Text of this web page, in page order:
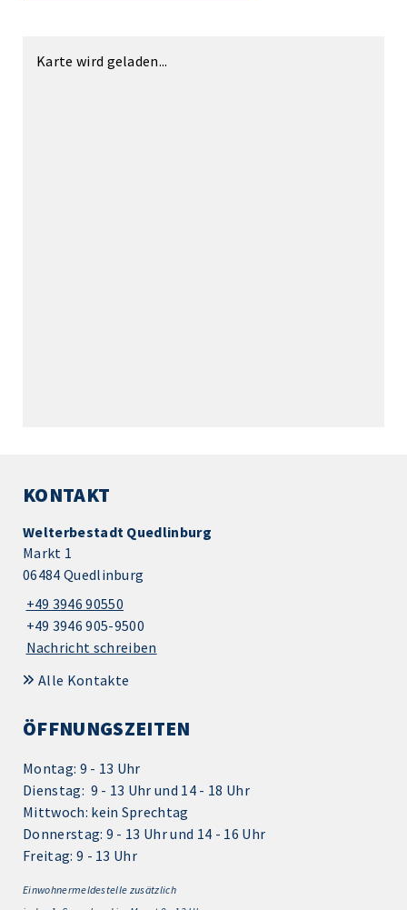
Karte wird geladen...
KONTAKT
Welterbestadt Quedlinburg
Markt 1
06484 Quedlinburg
+49 3946 90550
+49 3946 905-9500
Nachricht schreiben
Alle Kontakte
ÖFFNUNGSZEITEN
Montag: 9 - 13 Uhr
Dienstag: 9 - 13 Uhr und 14 - 18 Uhr
Mittwoch: kein Sprechtag
Donnerstag: 9 - 13 Uhr und 14 - 16 Uhr
Freitag: 9 - 13 Uhr
Einwohnermeldestelle zusätzlich